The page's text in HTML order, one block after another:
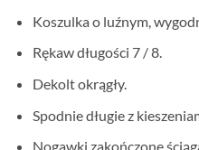
Koszulka o luźnym,
Rękaw długości 7 / 8.
Dekolt okrągły.
Spodnie długie z
Nogawki zakończone